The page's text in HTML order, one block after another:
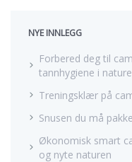
NYE INNLEGG
Forbered deg til
tannhygiene i
Treningsklær på
Snusen du må
Økonomisk smart
og nyte naturen